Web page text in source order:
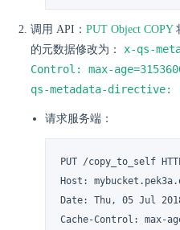
调用 API： PUT Object COPY
的元数据修改为： x-qs-
Control: max-
qs-metadata-directive:
请求服务端：
PUT /copy_to_self
Host:
Date: Thu, 05 Jul
Cache-Control: max-